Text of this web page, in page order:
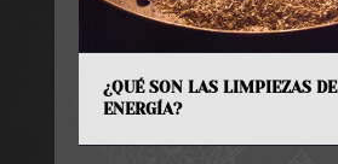
¿QUÉ SON LAS LIMPIEZAS DE
ENERGÍA?